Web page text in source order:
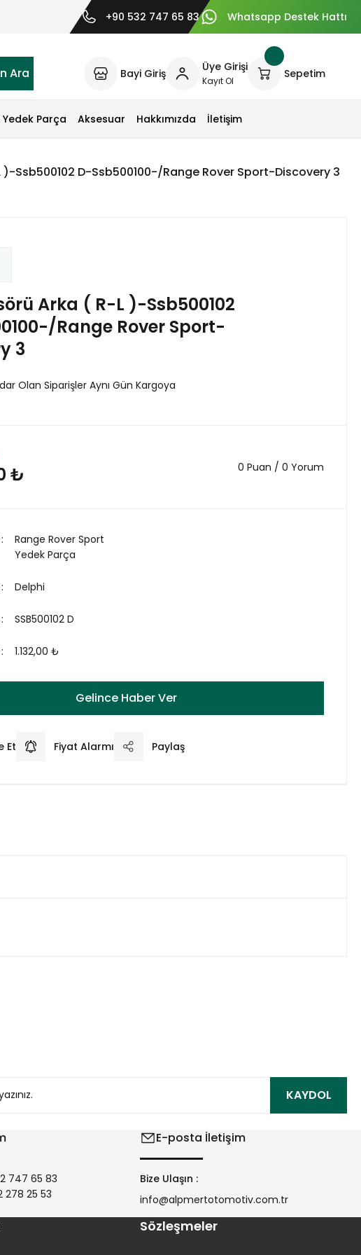
+90 532 747 65 83 Whatsapp Destek Hattı
Ara Bayi Giriş Üye Girişi
Kayıt Ol
Sepetim
Parça Aksesuar Hakkımızda İletişim
)-Ssb500102 D-Ssb500100-/Range Rover Sport-Discovery 3
Arka ( R-L )-Ssb500102
Range Rover Sport-
3
Olan Siparişler Aynı Gün Kargoya
₺ 0 Puan / 0 Yorum
Range Rover Sport
Yedek Parça
Delphi
SSB500102 D
1.132,00 ₺
Gelince Haber Ver
Et Fiyat Alarmı Paylaş
KAYDOL
747 65 83
278 25 53
E-posta İletişim
Bize Ulaşın :
info@alpmertotomotiv.com.tr
Sözleşmeler